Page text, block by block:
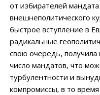
от избирателей
внешнеполитического
быстрое вступление в
радикальные
свою очередь, получила
число мандатов, что
турбулентности и
компромиссы, в то